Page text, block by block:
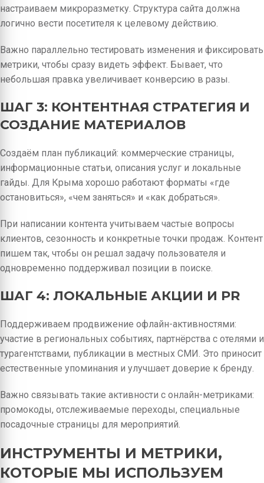
настраиваем микроразметку. Структура сайта должна
логично вести посетителя к целевому действию.
Важно параллельно тестировать изменения и фиксировать
метрики, чтобы сразу видеть эффект. Бывает, что
небольшая правка увеличивает конверсию в разы.
ШАГ 3: КОНТЕНТНАЯ СТРАТЕГИЯ И
СОЗДАНИЕ МАТЕРИАЛОВ
Создаём план публикаций: коммерческие страницы,
информационные статьи, описания услуг и локальные
гайды. Для Крыма хорошо работают форматы «где
остановиться», «чем заняться» и «как добраться».
При написании контента учитываем частые вопросы
клиентов, сезонность и конкретные точки продаж. Контент
пишем так, чтобы он решал задачу пользователя и
одновременно поддерживал позиции в поиске.
ШАГ 4: ЛОКАЛЬНЫЕ АКЦИИ И PR
Поддерживаем продвижение офлайн-активностями:
участие в региональных событиях, партнёрства с отелями и
турагентствами, публикации в местных СМИ. Это приносит
естественные упоминания и улучшает доверие к бренду.
Важно связывать такие активности с онлайн-метриками:
промокоды, отслеживаемые переходы, специальные
посадочные страницы для мероприятий.
ИНСТРУМЕНТЫ И МЕТРИКИ,
КОТОРЫЕ МЫ ИСПОЛЬЗУЕМ